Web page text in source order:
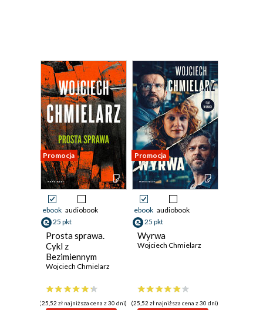
Promocja
ebook audiobook
25 pkt
Prosta sprawa.
Cykl z
Bezimiennym
Wojciech Chmielarz
(25,52 zł najniższa cena z 30 dni)
Promocja
ebook audiobook
25 pkt
Wyrwa
Wojciech Chmielarz
(25,52 zł najniższa cena z 30 dni)